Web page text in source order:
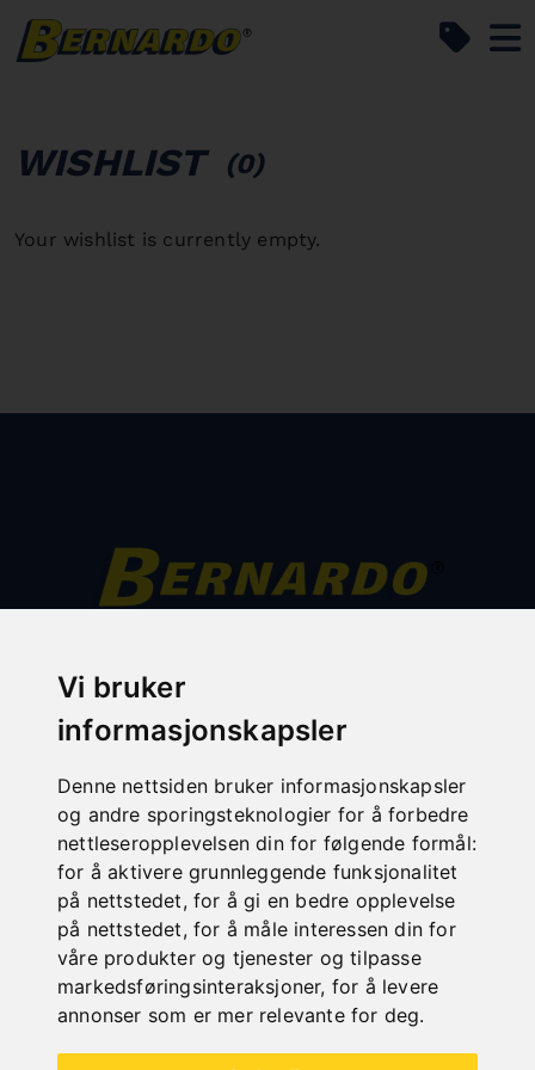
Vi bruker
informasjonskapsler
Denne nettsiden bruker informasjonskapsler
og andre sporingsteknologier for å forbedre
nettleseropplevelsen din for følgende formål:
for å aktivere grunnleggende funksjonalitet
på nettstedet,for å gi en bedre opplevelse
på nettstedet,for å måle interessen din for
våre produkter og tjenester og tilpasse
markedsføringsinteraksjoner, for å levere
annonser som er mer relevante for deg.
WISHLIST (0)
Your wishlist is currently empty.
metall
transport
bearbeiding av metallplater
Utsalg
Sikkerhetsinnretninger for fresemaskiner
kompressorer
verksted